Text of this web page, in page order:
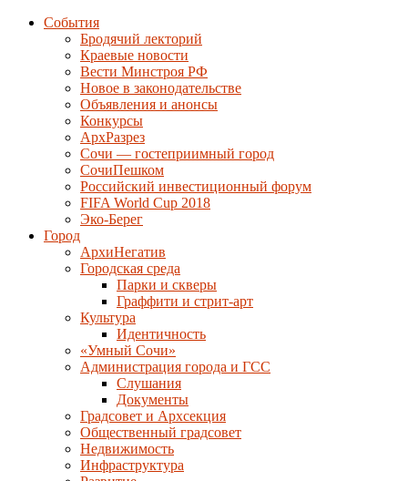
События
Бродячий лекторий
Краевые новости
Вести Минстроя РФ
Новое в законодательстве
Объявления и анонсы
Конкурсы
АрхРазрез
Сочи — гостеприимный город
СочиПешком
Российский инвестиционный форум
FIFA World Cup 2018
Эко-Берег
Город
АрхиНегатив
Городская среда
Парки и скверы
Граффити и стрит-арт
Культура
Идентичность
«Умный Сочи»
Администрация города и ГСС
Слушания
Документы
Градсовет и Архсекция
Общественный градсовет
Недвижимость
Инфраструктура